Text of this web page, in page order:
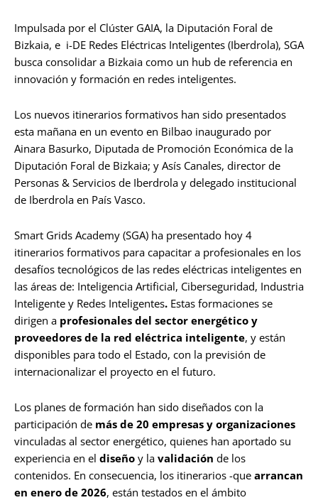
Impulsada por el Clúster GAIA, la Diputación Foral de
Bizkaia, e i-DE Redes Eléctricas Inteligentes (Iberdrola), SGA
busca consolidar a Bizkaia como un hub de referencia en
innovación y formación en redes inteligentes.
Los nuevos itinerarios formativos han sido presentados
esta mañana en un evento en Bilbao inaugurado por
Ainara Basurko, Diputada de Promoción Económica de la
Diputación Foral de Bizkaia; y Asís Canales, director de
Personas & Servicios de Iberdrola y delegado institucional
de Iberdrola en País Vasco.
Smart Grids Academy (SGA) ha presentado hoy 4
itinerarios formativos para capacitar a profesionales en los
desafíos tecnológicos de las redes eléctricas inteligentes en
las áreas de: Inteligencia Artificial, Ciberseguridad, Industria
Inteligente y Redes Inteligentes. Estas formaciones se
dirigen a profesionales del sector energético y
proveedores de la red eléctrica inteligente, y están
disponibles para todo el Estado, con la previsión de
internacionalizar el proyecto en el futuro.
Los planes de formación han sido diseñados con la
participación de más de 20 empresas y organizaciones
vinculadas al sector energético, quienes han aportado su
experiencia en el diseño y la validación de los
contenidos. En consecuencia, los itinerarios -que arrancan
en enero de 2026, están testados en el ámbito